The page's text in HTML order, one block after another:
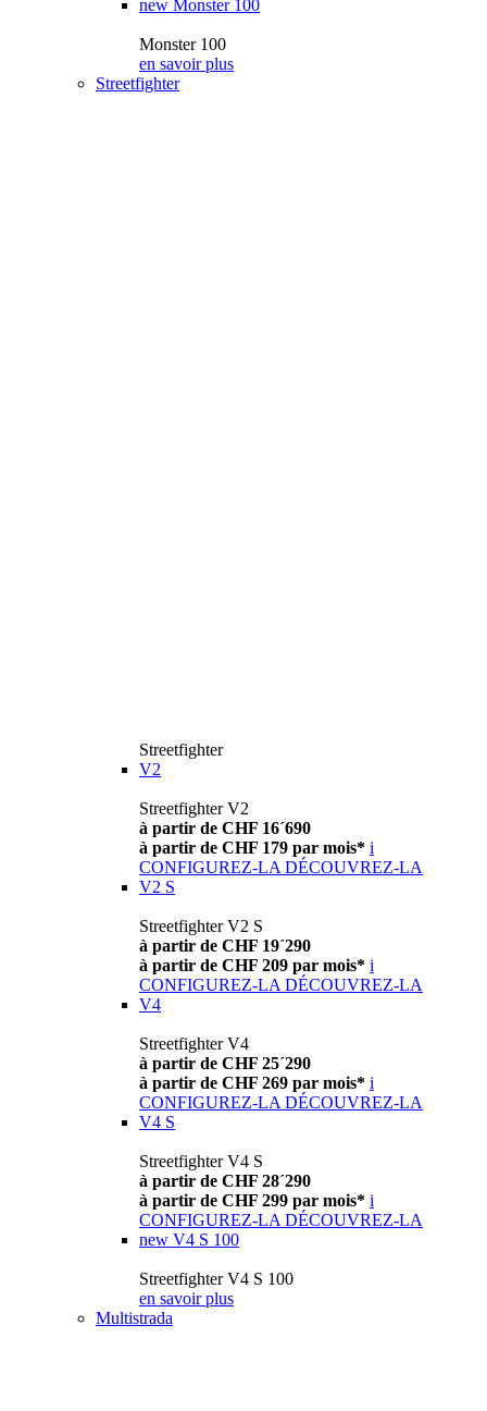
new Monster 100
Monster 100
en savoir plus
Streetfighter
Streetfighter
V2
Streetfighter V2
à partir de CHF 16´690
à partir de CHF 179 par mois* i
CONFIGUREZ-LA DÉCOUVREZ-LA
V2 S
Streetfighter V2 S
à partir de CHF 19´290
à partir de CHF 209 par mois* i
CONFIGUREZ-LA DÉCOUVREZ-LA
V4
Streetfighter V4
à partir de CHF 25´290
à partir de CHF 269 par mois* i
CONFIGUREZ-LA DÉCOUVREZ-LA
V4 S
Streetfighter V4 S
à partir de CHF 28´290
à partir de CHF 299 par mois* i
CONFIGUREZ-LA DÉCOUVREZ-LA
new V4 S 100
Streetfighter V4 S 100
en savoir plus
Multistrada